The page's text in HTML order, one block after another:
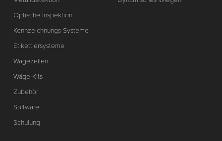
Optische Inspektion
Kennzeichnungs-Systeme
Etikettiersysteme
Wägezellen
Wäge-Kits
Zubehör
Software
Schulung